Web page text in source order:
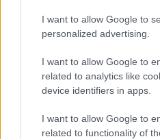
I want to allow Google to
personalized advertising.
I want to allow Google to
related to analytics like
device identifiers in apps.
I want to allow Google to
related to functionality of
10
2
10